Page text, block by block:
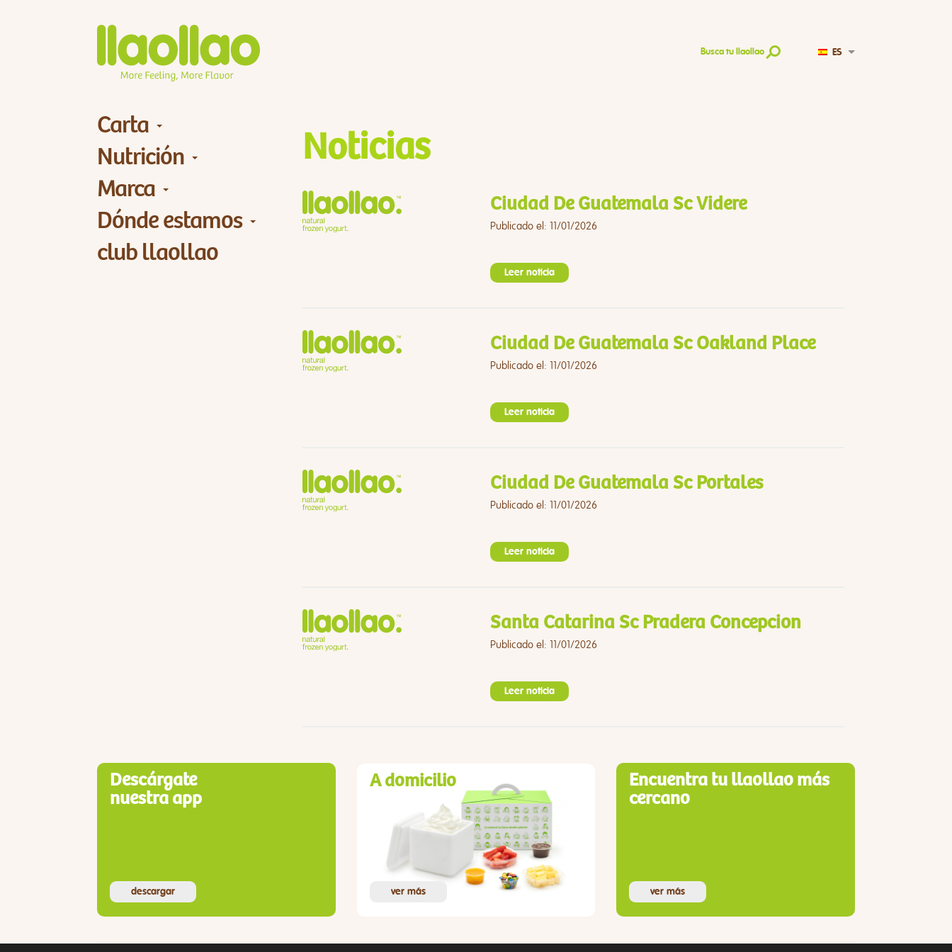
Busca tu llaollao ES
Carta
Nutrición
Marca
Dónde estamos
club llaollao
Noticias
Ciudad De Guatemala Sc Videre
Publicado el: 11/01/2026
Leer noticia
Ciudad De Guatemala Sc Oakland Place
Publicado el: 11/01/2026
Leer noticia
Ciudad De Guatemala Sc Portales
Publicado el: 11/01/2026
Leer noticia
Santa Catarina Sc Pradera Concepcion
Publicado el: 11/01/2026
Leer noticia
Descárgate
nuestra app
descargar
A domicilio
ver más
Encuentra tu llaollao más
cercano
ver más